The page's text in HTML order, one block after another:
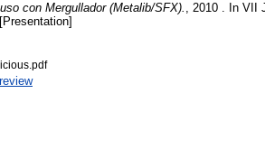
con Mergullador (Metalib/SFX).
, 2010 . In VII